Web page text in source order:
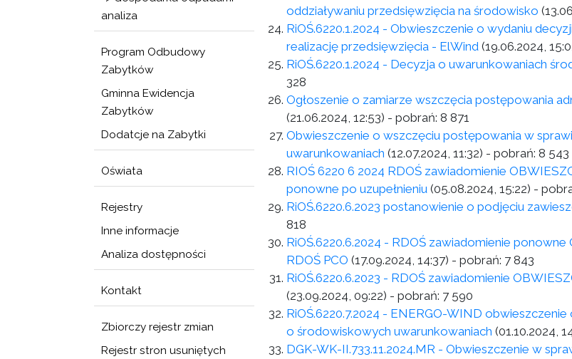
analiza
Program Odbudowy
Zabytków
Gminna Ewidencja
Zabytków
Dodatcje na Zabytki
Oświata
Rejestry
Inne informacje
Analiza dostępności
Kontakt
Zbiorczy rejestr zmian
Rejestr stron usuniętych
oddziaływaniu przedsięwzięcia na środowisko
RiOŚ.6220.1.2024 - Obwieszczenie o wydaniu
realizację przedsięwzięcia - ElWind (19.06.2024,
RiOŚ.6220.1.2024 - Decyzja o uwarunkowaniach
328
Ogłoszenie o zamiarze wszczęcia postępowania
(21.06.2024, 12:53) - pobrań: 8 871
Obwieszczenie o wszczęciu postępowania w
uwarunkowaniach (12.07.2024, 11:32) - pobrań: 8 543
RIOŚ 6220 6 2024 RDOŚ zawiadomienie
ponowne po uzupełnieniu (05.08.2024, 15:22) -
RiOŚ.6220.6.2023 postanowienie o podjęciu
818
RiOŚ.6220.6.2024 - RDOŚ zawiadomienie
RDOŚ PCO (17.09.2024, 14:37) - pobrań: 7 843
RiOŚ.6220.6.2023 - RDOŚ zawiadomienie
(23.09.2024, 09:22) - pobrań: 7 590
RiOŚ.6220.7.2024 - ENERGO-WIND
o środowiskowych uwarunkowaniach (01.10.2024,
DGK-WK-II.733.11.2024.MR - Obwieszczenie w